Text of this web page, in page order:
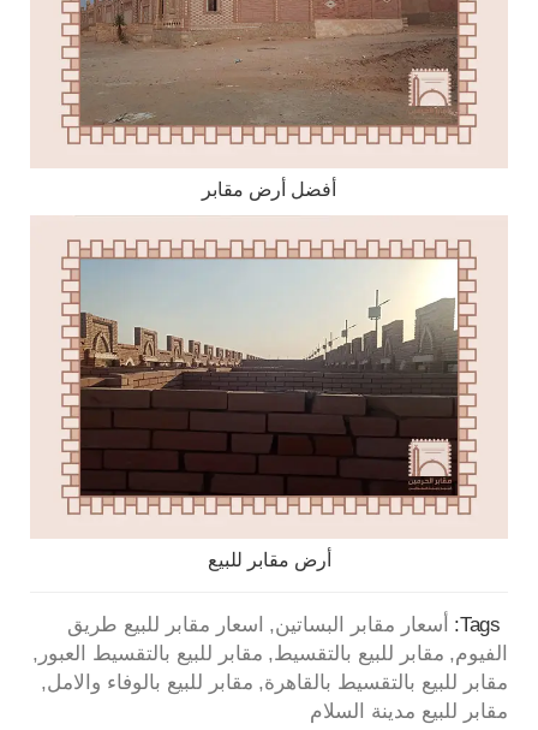
أفضل أرض مقابر
أرض مقابر للبيع
Tags: أسعار مقابر البساتين
اسعار مقابر للبيع طريق
الفيوم مقابر للبيع بالتقسيط مقابر للبيع بالتقسيط العبور
مقابر للبيع بالتقسيط بالقاهرة مقابر للبيع بالوفاء والامل
مقابر للبيع مدينة السلام